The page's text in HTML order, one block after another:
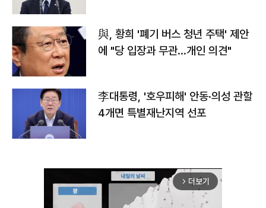
與, 황희 '폐기 버스 청년 주택' 제안
에 "당 입장과 무관…개인 의견"
李대통령, '호우피해' 안동·의성 관할
4개면 특별재난지역 선포
arrow_forward_ios 더보기